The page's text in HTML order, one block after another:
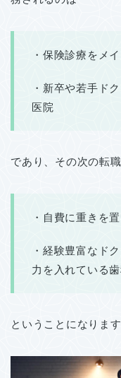
・保険診療をメ
・新卒や若手ド
医院
であり、その次の転職
・自費に重きを
・経験豊富なド
力を入れている
ということになります